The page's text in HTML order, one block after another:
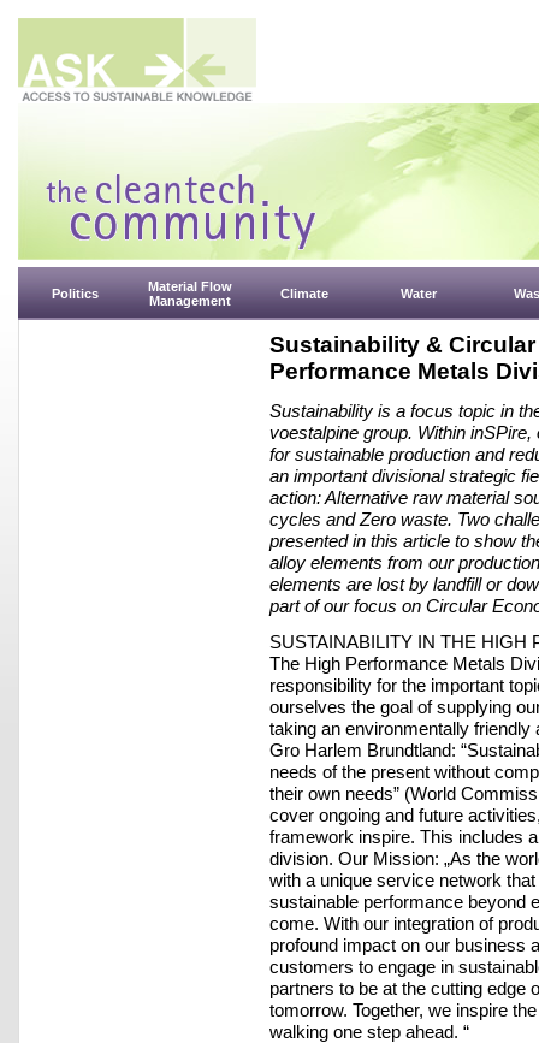
Politics
Material Flow
Management
Climate Water
Sustainability &
Performance Metals
Sustainability is a focus topic in
voestalpine group. Within
for sustainable production and
an important divisional strategic
action: Alternative raw material
cycles and Zero waste. Two
presented in this article to show
alloy elements from our
elements are lost by landfill or
part of our focus on Circular
SUSTAINABILITY IN THE HIGH
The High Performance Metals
responsibility for the important
ourselves the goal of supplying
taking an environmentally
Gro Harlem Brundtland:
needs of the present without
their own needs” (World
cover ongoing and future
framework inspire. This includes
division. Our Mission: „As the
with a unique service network
sustainable performance beyond
come. With our integration of
profound impact on our business
customers to engage in
partners to be at the cutting edge
tomorrow. Together, we inspire
walking one step ahead. “